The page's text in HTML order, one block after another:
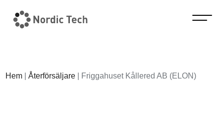
Hem |Återförsäljare Friggahuset Kållered AB (ELON)